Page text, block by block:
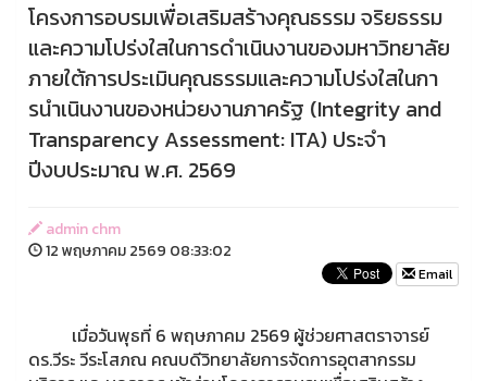
โครงการอบรมเพื่อเสริมสร้างคุณธรรม จริยธรรม
และความโปร่งใสในการดําเนินงานของมหาวิทยาลัย
ภายใต้การประเมินคุณธรรมและความโปร่งใสในกา
รนําเนินงานของหน่วยงานภาครัฐ (Integrity and
Transparency Assessment: ITA) ประจํา
ปีงบประมาณ พ.ศ. 2569
admin chm
12 พฤษภาคม 2569 08:33:02
Email
เมื่อวันพุธที่ 6 พฤษภาคม 2569 ผู้ช่วยศาสตราจารย์
ดร.วีระ วีระโสภณ คณบดีวิทยาลัยการจัดการอุตสากรรม